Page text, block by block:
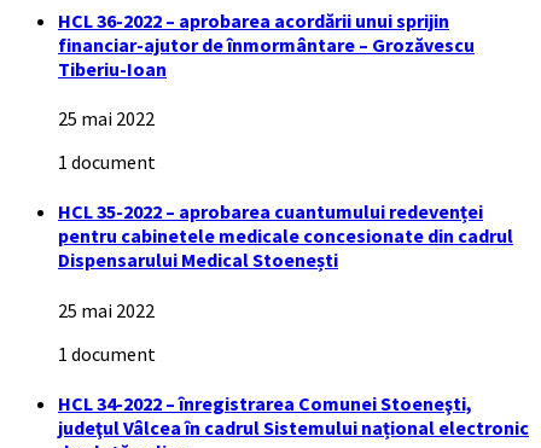
HCL 36-2022 – aprobarea acordării unui sprijin
financiar-ajutor de înmormântare – Grozăvescu
Tiberiu-Ioan
25 mai 2022
1 document
HCL 35-2022 – aprobarea cuantumului redevenței
pentru cabinetele medicale concesionate din cadrul
Dispensarului Medical Stoenești
25 mai 2022
1 document
HCL 34-2022 – înregistrarea Comunei Stoeneşti,
judeţul Vâlcea în cadrul Sistemului național electronic